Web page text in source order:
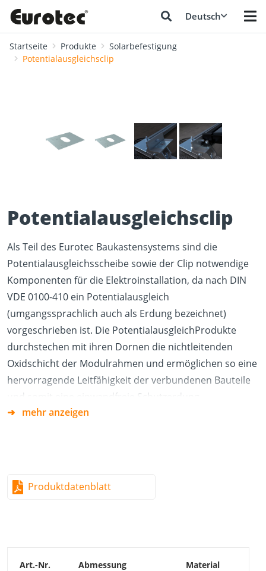
Deutsch
Startseite Produkte
Solarbefestigung
Potentialausgleichsclip
Potentialausgleichsclip
Als Teil des Eurotec Baukastensystems sind die
Potentialausgleichsscheibe sowie der Clip notwendige
Komponenten für die Elektroinstallation, da nach DIN
VDE 0100-410 ein Potentialausgleich
(umgangssprachlich auch als Erdung bezeichnet)
vorgeschrieben ist. Die PotentialausgleichProdukte
durchstechen mit ihren Dornen die nichtleitenden
Oxidschicht der Modulrahmen und ermöglichen so eine
hervorragende Leitfähigkeit der verbundenen Bauteile
und somit eine einwandfreie Schutzerdung.
Vorteile/Eigenschaften
Material
Der Potentialausgleichsclip eignet sich ausschließlich
mehr anzeigen
Produktdatenblatt